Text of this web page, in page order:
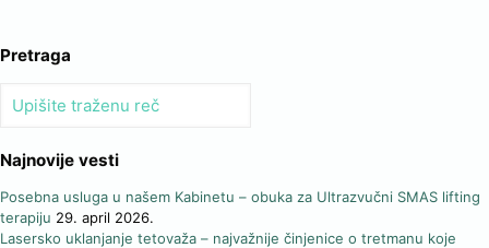
Pretraga
Najnovije vesti
Posebna usluga u našem Kabinetu – obuka za Ultrazvučni SMAS lifting
terapiju 29. april 2026.
Lasersko uklanjanje tetovaža – najvažnije činjenice o tretmanu koje